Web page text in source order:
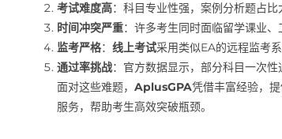
考试难度高：科目专业性强，案例分析题占比
时间冲突严重：许多考生同时面临留学课业、
监考严格： 线上考试采用类似EA的远程监考系
通过率挑战：官方数据显示，部分科目一次性
面对这些难题， AplusGPA凭借丰富经验，
服务，帮助考生高效突破瓶颈。